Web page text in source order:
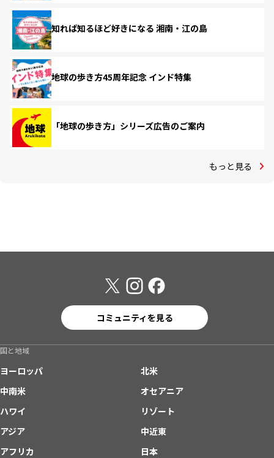
知れば知るほど好きになる 湘南・江の島
地球の歩き方45周年記念 インド特集
「地球の歩き方」シリーズ広告のご案内
もっと見る
コミュニティを見る
国と地域
ヨーロッパ
北米
中南米
オセアニア
ハワイ
リゾート
アジア
中近東
アフリカ
日本